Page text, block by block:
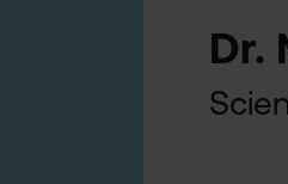
Dr.